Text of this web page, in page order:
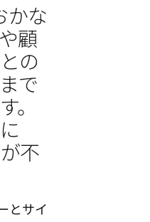
かな
顧
の
で
不
とサイ